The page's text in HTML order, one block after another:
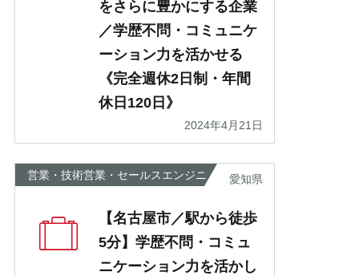
をさらに豊かにする企業
／学歴不問・コミュニケ
ーション力を活かせる
《完全週休2日制・年間
休日120日》
2024年4月21日
営業・技術営業・セールスエンジニ
愛知県
【名古屋市／駅から徒歩
5分】学歴不問・コミュ
ニケーション力を活かし